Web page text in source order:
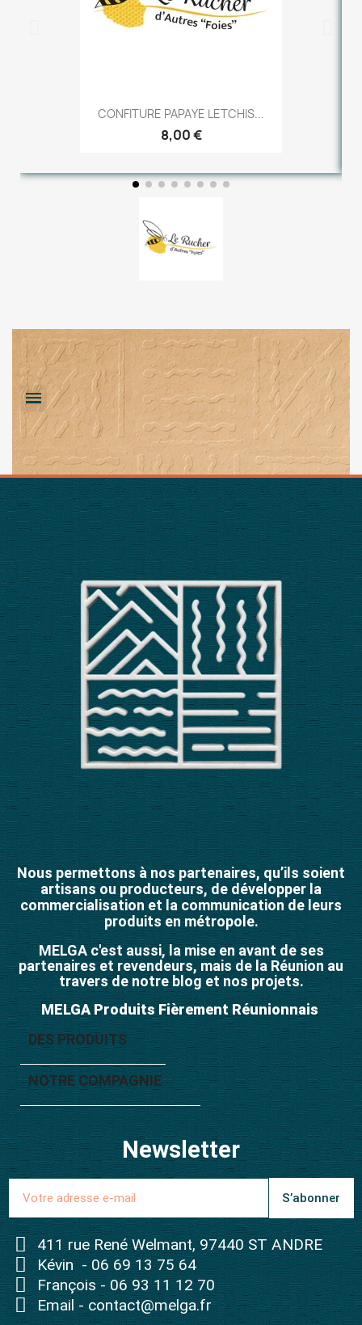
CONFITURE PAPAYE LETCHIS...
8,00 €
DES PRODUITS
NOTRE COMPAGNIE
Nous permettons à nos partenaires, qu’ils soient
artisans ou producteurs, de développer la
commercialisation et la communication de leurs
produits en métropole.
MELGA c'est aussi, la mise en avant de ses
partenaires et revendeurs, mais de la Réunion au
travers de notre blog et nos projets.
MELGA Produits Fièrement Réunionnais
Newsletter
S’abonner
411 rue René Welmant, 97440 ST ANDRE
Kévin - 06 69 13 75 64
François - 06 93 11 12 70
Email - contact@melga.fr